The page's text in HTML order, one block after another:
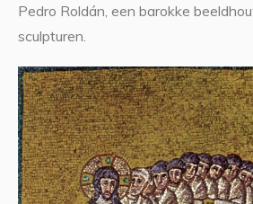
Pedro Roldán, een barokke
sculpturen.